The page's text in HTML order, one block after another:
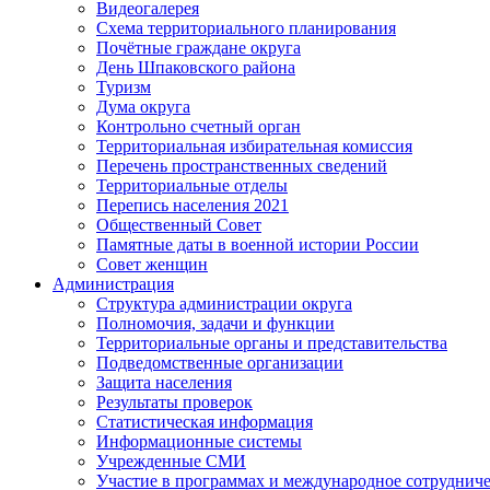
Видеогалерея
Схема территориального планирования
Почётные граждане округа
День Шпаковского района
Туризм
Дума округа
Контрольно счетный орган
Территориальная избирательная комиссия
Перечень пространственных сведений
Территориальные отделы
Перепись населения 2021
Общественный Совет
Памятные даты в военной истории России
Совет женщин
Администрация
Структура администрации округа
Полномочия, задачи и функции
Территориальные органы и представительства
Подведомственные организации
Защита населения
Результаты проверок
Статистическая информация
Информационные системы
Учрежденные СМИ
Участие в программах и международное